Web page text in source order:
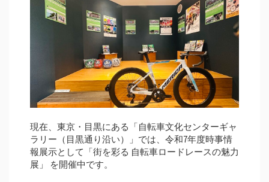
現在、東京・目黒にある「自転車文化センターギャ
ラリー（目黒通り沿い）」では、令和7年度時事情
報展示として「街を彩る 自転車ロードレースの魅力
展」 を開催中です。